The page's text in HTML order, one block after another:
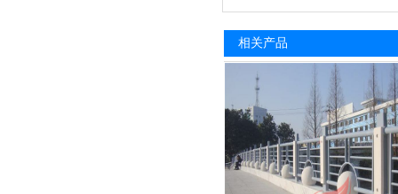
相关产品